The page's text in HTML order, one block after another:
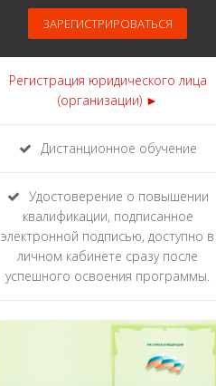
ЗАРЕГИСТРИРОВАТЬСЯ
Регистрация юридического лица
(организации) ►
Дистанционное обучение
Удостоверение о повышении
квалификации, подписанное
электронной подписью, доступно в
личном кабинете сразу после
успешного освоения программы.